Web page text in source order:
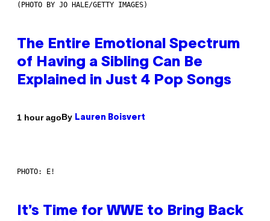
(PHOTO BY JO HALE/GETTY IMAGES)
The Entire Emotional Spectrum
of Having a Sibling Can Be
Explained in Just 4 Pop Songs
1 hour agoBy Lauren Boisvert
PHOTO: E!
It’s Time for WWE to Bring Back